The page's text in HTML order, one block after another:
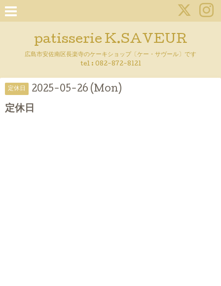
patisserie K.SAVEUR
広島市安佐南区長楽寺のケーキショップ〔ケー・サヴール〕です
tel : 082-872-8121
定休日 2025-05-26 (Mon)
定休日